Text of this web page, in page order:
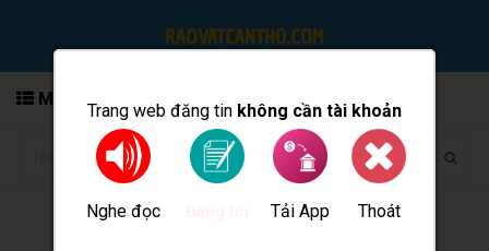
Trang web đăng tin không cần tài khoản
Nghe đọc Tải App Thoát
MENU